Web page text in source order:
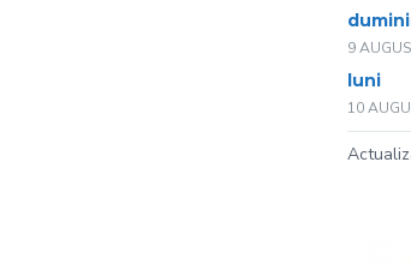
9
luni
10